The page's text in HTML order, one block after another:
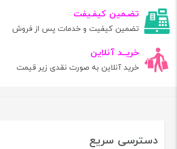
تضـمین کیفـیفت
تضمین کیفیت و خدمات پس از فروش
خریــد آنلاین
خرید آنلاین به صورت نقدی زیر قیمت
دسترسی سریع